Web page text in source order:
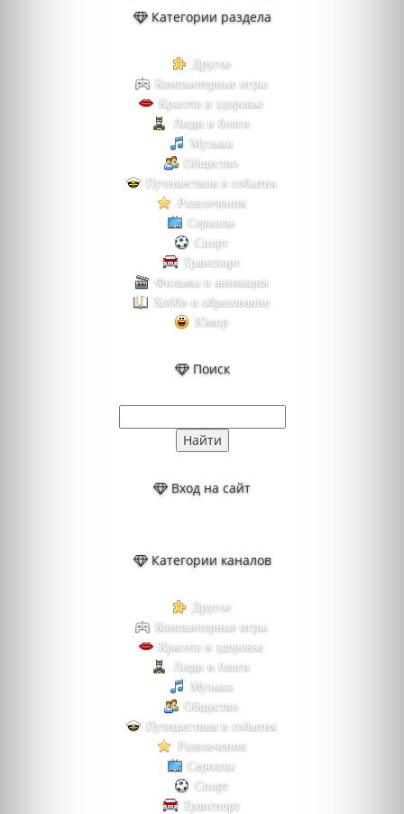
Категории раздела
Другое
Компьютерные игры
Красота и здоровье
Люди и блоги
Музыка
Общество
Путешествия и события
Развлечения
Сериалы
Спорт
Транспорт
Фильмы и анимация
Хобби и образование
Юмор
Поиск
Вход на сайт
Категории каналов
Другое
Компьютерные игры
Красота и здоровье
Люди и блоги
Музыка
Общество
Путешествия и события
Развлечения
Сериалы
Спорт
Транспорт